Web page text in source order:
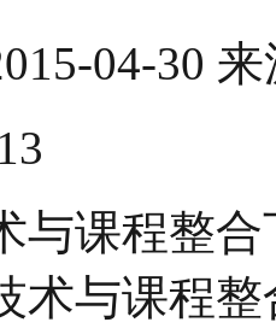
04-30 来
与课程整
术与课程